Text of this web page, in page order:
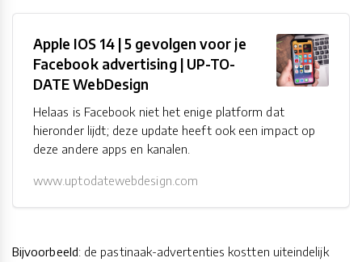
Apple IOS 14 | 5 gevolgen voor je
Facebook advertising | UP-TO-
DATE WebDesign
Helaas is Facebook niet het enige platform dat
hieronder lijdt; deze update heeft ook een impact op
deze andere apps en kanalen.
www.uptodatewebdesign.com
Bijvoorbeeld: de pastinaak-advertenties kostten uiteindelijk